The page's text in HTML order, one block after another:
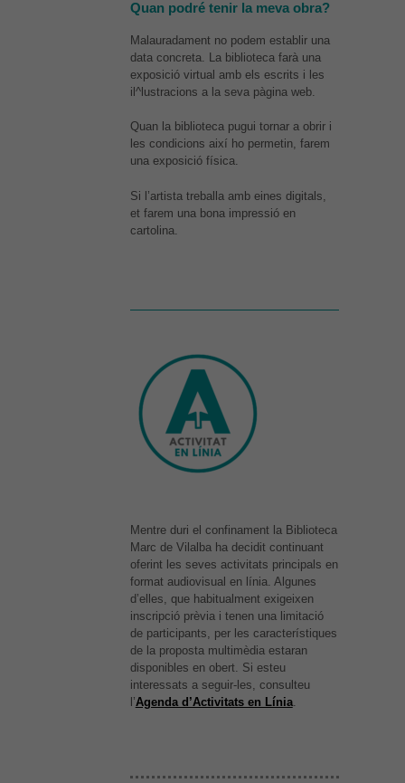
Quan podré tenir la meva obra?
Malauradament no podem establir una
data concreta. La biblioteca farà una
exposició virtual amb els escrits i les
il^lustracions a la seva pàgina web.
Quan la biblioteca pugui tornar a obrir i
les condicions així ho permetin, farem
una exposició física.
Si l’artista treballa amb eines digitals,
et farem una bona impressió en
cartolina.
Mentre duri el confinament la Biblioteca
Marc de Vilalba ha decidit continuant
oferint les seves activitats principals en
format audiovisual en línia. Algunes
d’elles, que habitualment exigeixen
inscripció prèvia i tenen una limitació
de participants, per les característiques
de la proposta multimèdia estaran
disponibles en obert. Si esteu
interessats a seguir-les, consulteu
l’Agenda d’Activitats en Línia.
Per tal que el
web funcioni
el millor
possible
durant la
Si rebutges
aquestes
cookies,
funcionalitat
desapareixerà
del lloc web.